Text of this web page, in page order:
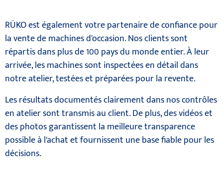
RÜKO est également votre partenaire de confiance pour
la vente de machines d'occasion. Nos clients sont
répartis dans plus de 100 pays du monde entier. À leur
arrivée, les machines sont inspectées en détail dans
notre atelier, testées et préparées pour la revente.
Les résultats documentés clairement dans nos contrôles
en atelier sont transmis au client. De plus, des vidéos et
des photos garantissent la meilleure transparence
possible à l'achat et fournissent une base fiable pour les
décisions.